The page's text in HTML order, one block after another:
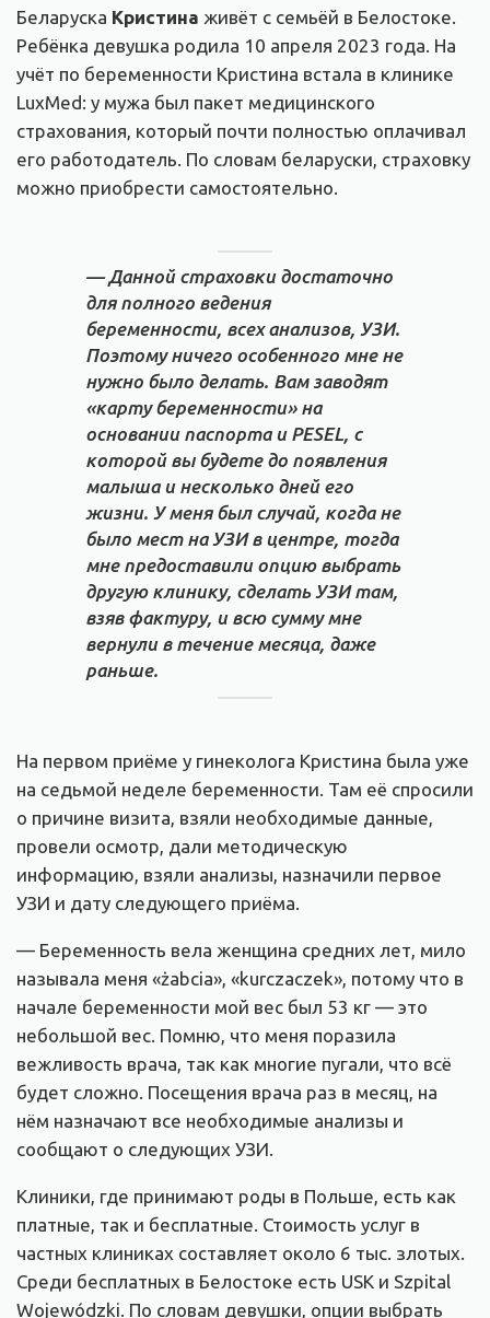
Беларуска Кристина живёт с семьёй в Белостоке.
Ребёнка девушка родила 10 апреля 2023 года. На
учёт по беременности Кристина встала в клинике
LuxMed: у мужа был пакет медицинского
страхования, который почти полностью оплачивал
его работодатель. По словам беларуски, страховку
можно приобрести самостоятельно.
— Данной страховки достаточно
для полного ведения
беременности, всех анализов, УЗИ.
Поэтому ничего особенного мне не
нужно было делать. Вам заводят
«карту беременности» на
основании паспорта и PESEL, с
которой вы будете до появления
малыша и несколько дней его
жизни. У меня был случай, когда не
было мест на УЗИ в центре, тогда
мне предоставили опцию выбрать
другую клинику, сделать УЗИ там,
взяв фактуру, и всю сумму мне
вернули в течение месяца, даже
раньше.
На первом приёме у гинеколога Кристина была уже
на седьмой неделе беременности. Там её спросили
о причине визита, взяли необходимые данные,
провели осмотр, дали методическую
информацию, взяли анализы, назначили первое
УЗИ и дату следующего приёма.
— Беременность вела женщина средних лет, мило
называла меня «żabcia», «kurczaczek», потому что в
начале беременности мой вес был 53 кг — это
небольшой вес. Помню, что меня поразила
вежливость врача, так как многие пугали, что всё
будет сложно. Посещения врача раз в месяц, на
нём назначают все необходимые анализы и
сообщают о следующих УЗИ.
Клиники, где принимают роды в Польше, есть как
платные, так и бесплатные. Стоимость услуг в
частных клиниках составляет около 6 тыс. злотых.
Среди бесплатных в Белостоке есть USK и Szpital
Wojewódzki. По словам девушки, опции выбрать